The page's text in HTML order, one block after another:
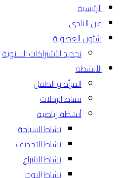
الرئيسية
عن النادى
شئون العضوية
تجديد الأشتراكات السنوية
الأنشطة
المرأة و الطفل
نشاط الرحلات
أنشطة رياضية
نشاط السباحة
نشاط التجديف
نشاط الشراع
نشاط اليوجا